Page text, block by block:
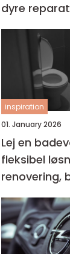
dyre
inspiration
01. January 2026
Lej en
fleksibel
renovering,
og events